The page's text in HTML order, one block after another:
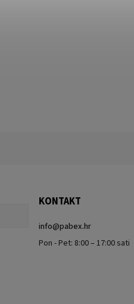
KONTAKT
info@pabex.hr
Pon - Pet: 8:00 – 17:00 sati